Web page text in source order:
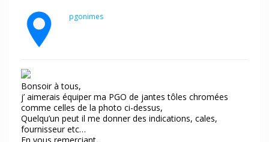
pgonimes
Bonsoir à tous,
j’ aimerais équiper ma PGO de jantes tôles chromées
comme celles de la photo ci-dessus,
Quelqu’un peut il me donner des indications, cales,
fournisseur etc…